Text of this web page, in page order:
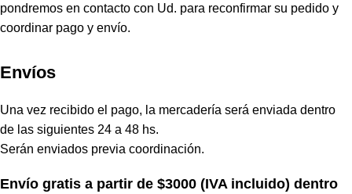
pondremos en contacto con Ud. para reconfirmar su pedido y
coordinar pago y envío.
Envíos
Una vez recibido el pago, la mercadería será enviada dentro
de las siguientes 24 a 48 hs.
Serán enviados previa coordinación.
Envío gratis a partir de $3000 (IVA incluido) dentro